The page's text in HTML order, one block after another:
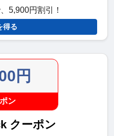
5,900円割引！
得る
円
ン
クーポン